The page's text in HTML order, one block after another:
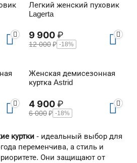
куртки - идеальный выбор для
переменчива, а стиль и
Они защищают от
Легкий женский пуховик
Lagerta
9 900₽
12 000₽ -18%
Женская демисезонная
куртка Astrid
4 900₽
6 000₽ -18%